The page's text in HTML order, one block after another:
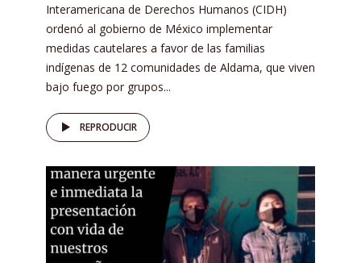
Interamericana de Derechos Humanos (CIDH)
ordenó al gobierno de México implementar
medidas cautelares a favor de las familias
indígenas de 12 comunidades de Aldama, que viven
bajo fuego por grupos...
REPRODUCIR